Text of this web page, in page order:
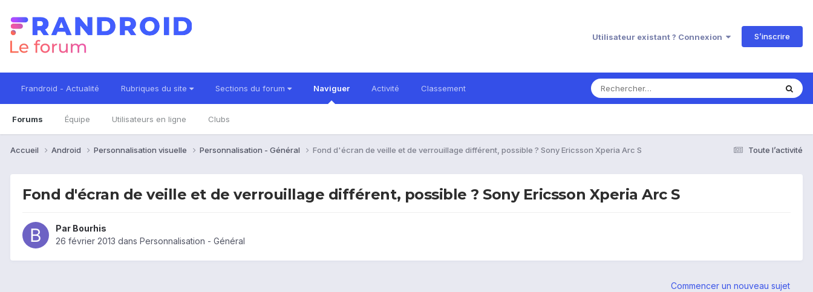
Utilisateur existant ? Connexion S’inscrire
Frandroid - Actualité Rubriques du site Sections du forum Naviguer
Forums Équipe Utilisateurs en ligne Clubs
Activité Classement
Toute l’activité
Accueil Android Personnalisation visuelle Personnalisation - Général Fond d'écran de veille et de verrouillage différent, possible ? Sony Ericsson Xperia Arc S
Fond d'écran de veille et de verrouillage différent, possible ? Sony Ericsson Xperia Arc S
Par Bourhis
26 février 2013 dans Personnalisation - Général
Commencer un nouveau sujet